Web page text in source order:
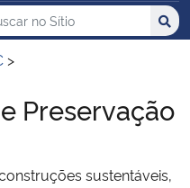
no no Sítio
>
Preservação
sustentáveis,